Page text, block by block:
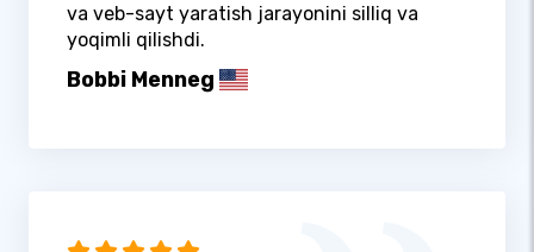
va veb-sayt yaratish jarayonini silliq va
yoqimli qilishdi.
Bobbi Menneg